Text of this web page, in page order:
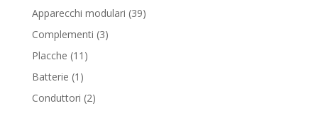
products
Apparecchi modulari 3939
Complementi 33
Placche 11 11
Batterie 1 1
product
Conduttori 22